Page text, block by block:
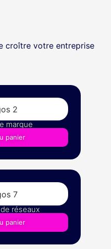
croître votre entreprise
marque
panier
réseaux
panier